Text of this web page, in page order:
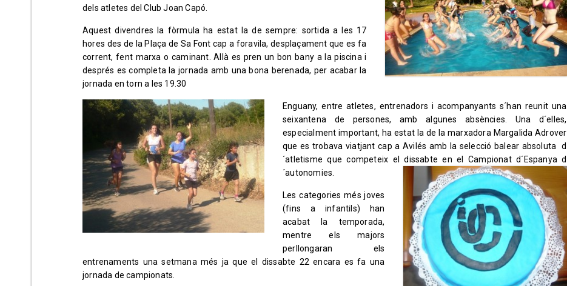
dels atletes del Club Joan Capó.
Aquest divendres la fòrmula ha estat la de sempre: sortida a les 17
hores des de la Plaça de Sa Font cap a foravila, desplaçament que es fa
corrent, fent marxa o caminant. Allà es pren un bon bany a la piscina i
després es completa la jornada amb una bona berenada, per acabar la
jornada en torn a les 19.30
Enguany, entre atletes, entrenadors i acompanyants s´han reunit una
seixantena de persones, amb algunes absències. Una d´elles,
especialment important, ha estat la de la marxadora Margalida Adrover
que es trobava viatjant cap a Avilés amb la selecció balear absoluta d
´atletisme que competeix el dissabte en el Campionat d´Espanya d
´autonomies.
Les categories més joves
(fins a infantils) han
acabat la temporada,
mentre els majors
perllongaran els
entrenaments una setmana més ja que el dissabte 22 encara es fa una
jornada de campionats.